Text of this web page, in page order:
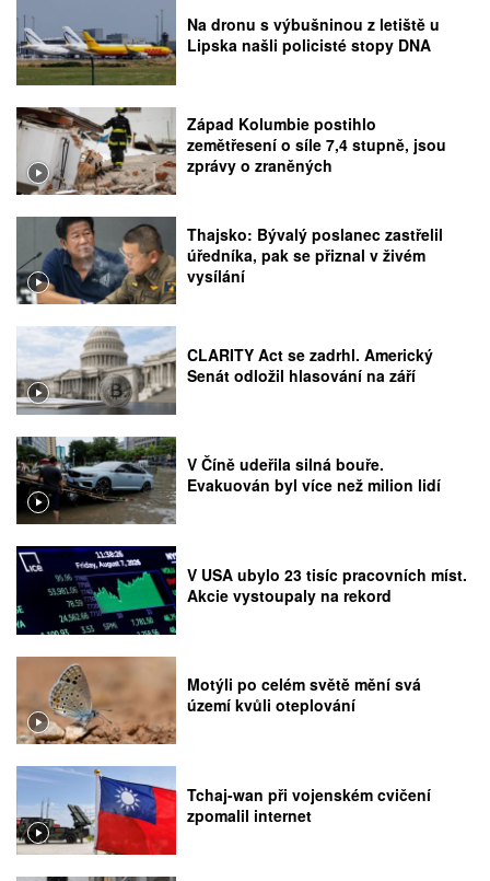
Na dronu s výbušninou z letiště u
Lipska našli policisté stopy DNA
Západ Kolumbie postihlo
zemětřesení o síle 7,4 stupně, jsou
zprávy o zraněných
Thajsko: Bývalý poslanec zastřelil
úředníka, pak se přiznal v živém
vysílání
CLARITY Act se zadrhl. Americký
Senát odložil hlasování na září
V Číně udeřila silná bouře.
Evakuován byl více než milion lidí
V USA ubylo 23 tisíc pracovních míst.
Akcie vystoupaly na rekord
Motýli po celém světě mění svá
území kvůli oteplování
Tchaj-wan při vojenském cvičení
zpomalil internet